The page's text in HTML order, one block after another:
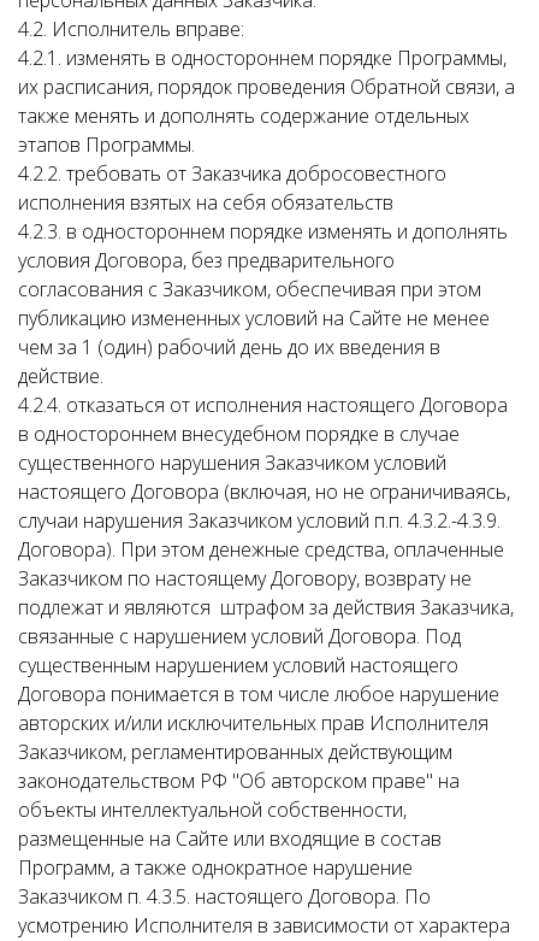
4.2. Исполнитель вправе:
4.2.1. изменять в одностороннем порядке Программы,
их расписания, порядок проведения Обратной связи, а
также менять и дополнять содержание отдельных
этапов Программы.
4.2.2. требовать от Заказчика добросовестного
исполнения взятых на себя обязательств
4.2.3. в одностороннем порядке изменять и дополнять
условия Договора, без предварительного
согласования с Заказчиком, обеспечивая при этом
публикацию измененных условий на Сайте не менее
чем за 1 (один) рабочий день до их введения в
действие.
4.2.4. отказаться от исполнения настоящего Договора
в одностороннем внесудебном порядке в случае
существенного нарушения Заказчиком условий
настоящего Договора (включая, но не ограничиваясь,
случаи нарушения Заказчиком условий п.п. 4.3.2.-4.3.9.
Договора). При этом денежные средства, оплаченные
Заказчиком по настоящему Договору, возврату не
подлежат и являются штрафом за действия Заказчика,
связанные с нарушением условий Договора. Под
существенным нарушением условий настоящего
Договора понимается в том числе любое нарушение
авторских и/или исключительных прав Исполнителя
Заказчиком, регламентированных действующим
законодательством РФ "Об авторском праве" на
объекты интеллектуальной собственности,
размещенные на Сайте или входящие в состав
Программ, а также однократное нарушение
Заказчиком п. 4.3.5. настоящего Договора. По
усмотрению Исполнителя в зависимости от характера